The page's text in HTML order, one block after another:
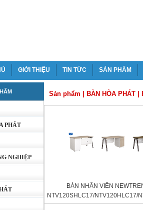
GIỚI THIỆU TIN TỨC SẢN PHẨM
PHÁT
NGHIỆP
Sản phẩm BÀN HÒA PHÁT
BÀN NHÂN VIÊN
NTV120SHLC17/NTV120HLC17/